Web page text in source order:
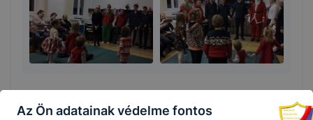
Az Ön adatainak védelme fontos